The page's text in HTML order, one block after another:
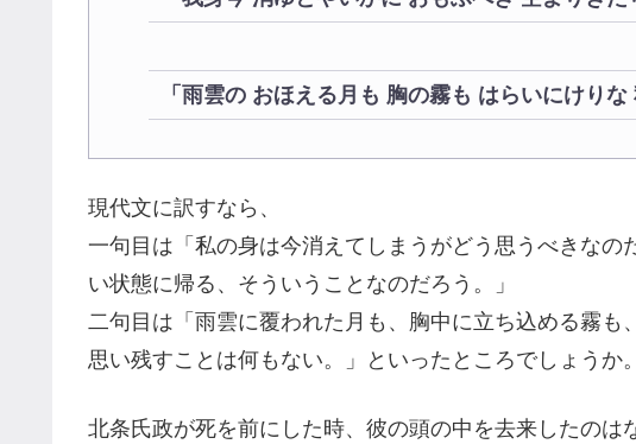
「雨雲の おほえる月も 胸の霧も はらいにけりな
現代文に訳すなら、
一句目は「私の身は今消えてしまうがどう思うべきなの
い状態に帰る、そういうことなのだろう。」
二句目は「雨雲に覆われた月も、胸中に立ち込める霧も
思い残すことは何もない。」といったところでしょうか。
北条氏政が死を前にした時、彼の頭の中を去来したのは